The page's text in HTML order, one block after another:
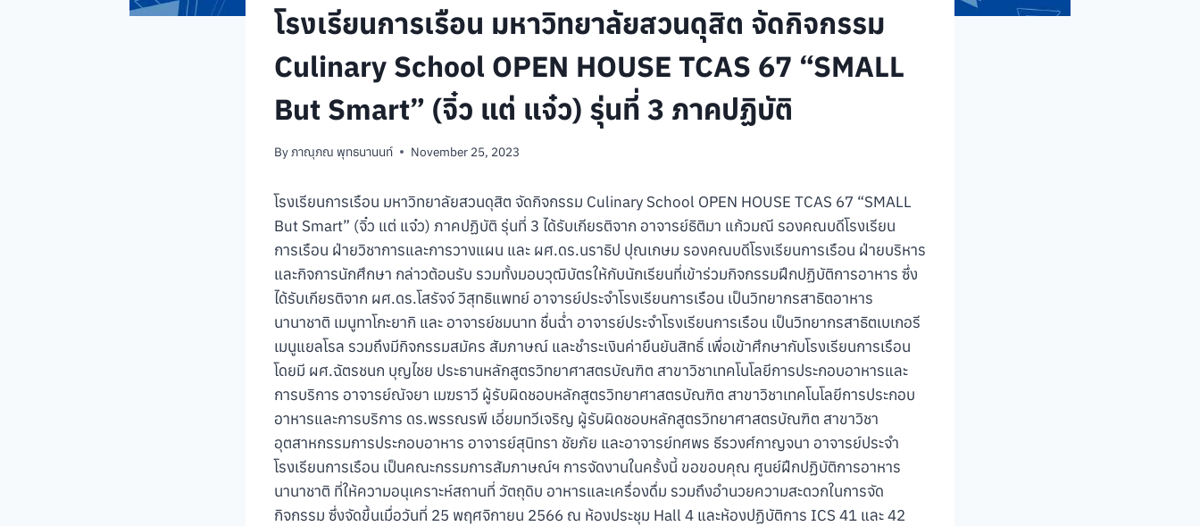
โรงเรียนการเรือน มหาวิทยาลัยสวนดุสิต จัดกิจกรรม
Culinary School OPEN HOUSE TCAS 67 “SMALL
But Smart” (จิ๋ว แต่ แจ๋ว) รุ่นที่ 3 ภาคปฏิบัติ
By ภาณุภณ พุทธนานนท์ November 25, 2023
โรงเรียนการเรือน มหาวิทยาลัยสวนดุสิต จัดกิจกรรม Culinary School OPEN HOUSE TCAS 67 “SMALL
But Smart” (จิ๋ว แต่ แจ๋ว) ภาคปฏิบัติ รุ่นที่ 3 ได้รับเกียรติจาก อาจารย์ธิติมา แก้วมณี รองคณบดีโรงเรียน
การเรือน ฝ่ายวิชาการและการวางแผน และ ผศ.ดร.นราธิป ปุณเกษม รองคณบดีโรงเรียนการเรือน ฝ่ายบริหาร
และกิจการนักศึกษา กล่าวต้อนรับ รวมทั้งมอบวุฒิบัตรให้กับนักเรียนที่เข้าร่วมกิจกรรมฝึกปฏิบัติการอาหาร ซึ่ง
ได้รับเกียรติจาก ผศ.ดร.โสรัจจ์ วิสุทธิแพทย์ อาจารย์ประจำโรงเรียนการเรือน เป็นวิทยากรสาธิตอาหาร
นานาชาติ เมนูทาโกะยากิ และ อาจารย์ชมนาท ชื่นฉ่ำ อาจารย์ประจำโรงเรียนการเรือน เป็นวิทยากรสาธิตเบเกอรี
เมนูแยลโรล รวมถึงมีกิจกรรมสมัคร สัมภาษณ์ และชำระเงินค่ายืนยันสิทธิ์ เพื่อเข้าศึกษากับโรงเรียนการเรือน
โดยมี ผศ.ฉัตรชนก บุญไชย ประธานหลักสูตรวิทยาศาสตรบัณฑิต สาขาวิชาเทคโนโลยีการประกอบอาหารและ
การบริการ อาจารย์ณัจยา เมฆราวี ผู้รับผิดชอบหลักสูตรวิทยาศาสตรบัณฑิต สาขาวิชาเทคโนโลยีการประกอบ
อาหารและการบริการ ดร.พรรณรพี เอี่ยมทวีเจริญ ผู้รับผิดชอบหลักสูตรวิทยาศาสตรบัณฑิต สาขาวิชา
อุตสาหกรรมการประกอบอาหาร อาจารย์สุนิทรา ชัยภัย และอาจารย์ทศพร ธีรวงศ์กาญจนา อาจารย์ประจำ
โรงเรียนการเรือน เป็นคณะกรรมการสัมภาษณ์ฯ การจัดงานในครั้งนี้ ขอขอบคุณ ศูนย์ฝึกปฏิบัติการอาหาร
นานาชาติ ที่ให้ความอนุเคราะห์สถานที่ วัตถุดิบ อาหารและเครื่องดื่ม รวมถึงอำนวยความสะดวกในการจัด
กิจกรรม ซึ่งจัดขึ้นเมื่อวันที่ 25 พฤศจิกายน 2566 ณ ห้องประชุม Hall 4 และห้องปฏิบัติการ ICS 41 และ 42